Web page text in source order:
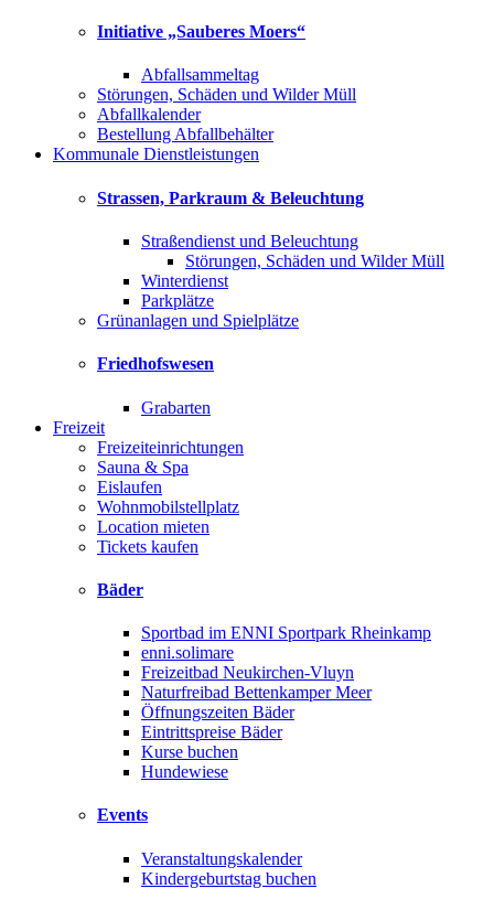
Initiative „Sauberes Moers“
Abfallsammeltag
Störungen, Schäden und Wilder Müll
Abfallkalender
Bestellung Abfallbehälter
Kommunale Dienstleistungen
Strassen, Parkraum & Beleuchtung
Straßendienst und Beleuchtung
Störungen, Schäden und Wilder Müll
Winterdienst
Parkplätze
Grünanlagen und Spielplätze
Friedhofswesen
Grabarten
Freizeit
Freizeiteinrichtungen
Sauna & Spa
Eislaufen
Wohnmobilstellplatz
Location mieten
Tickets kaufen
Bäder
Sportbad im ENNI Sportpark Rheinkamp
enni.solimare
Freizeitbad Neukirchen-Vluyn
Naturfreibad Bettenkamper Meer
Öffnungszeiten Bäder
Eintrittspreise Bäder
Kurse buchen
Hundewiese
Events
Veranstaltungskalender
Kindergeburtstag buchen